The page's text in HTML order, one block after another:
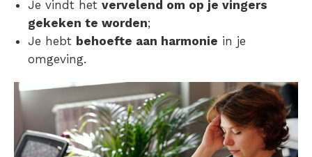
Je vindt het vervelend om op je vingers
gekeken te worden;
Je hebt behoefte aan harmonie in je
omgeving.